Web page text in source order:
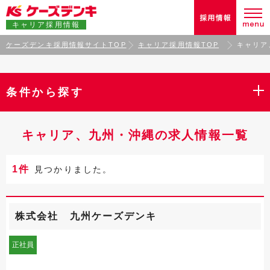
キャリア採用情報
ケーズデンキ採用情報サイトTOP キャリア採用情報TOP キャリ
条件から探す
キャリア、九州・沖縄の求人情報一覧
1件 見つかりました。
株式会社 九州ケーズデンキ
正社員